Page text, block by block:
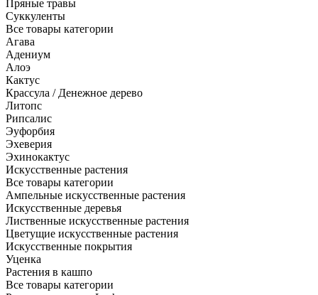
Пряные травы
Суккуленты
Все товары категории
Агава
Адениум
Алоэ
Кактус
Крассула / Денежное дерево
Литопс
Рипсалис
Эуфорбия
Эхеверия
Эхинокактус
Искусственные растения
Все товары категории
Ампельные искусственные растения
Искусственные деревья
Лиственные искусственные растения
Цветущие искусственные растения
Искусственные покрытия
Уценка
Растения в кашпо
Все товары категории